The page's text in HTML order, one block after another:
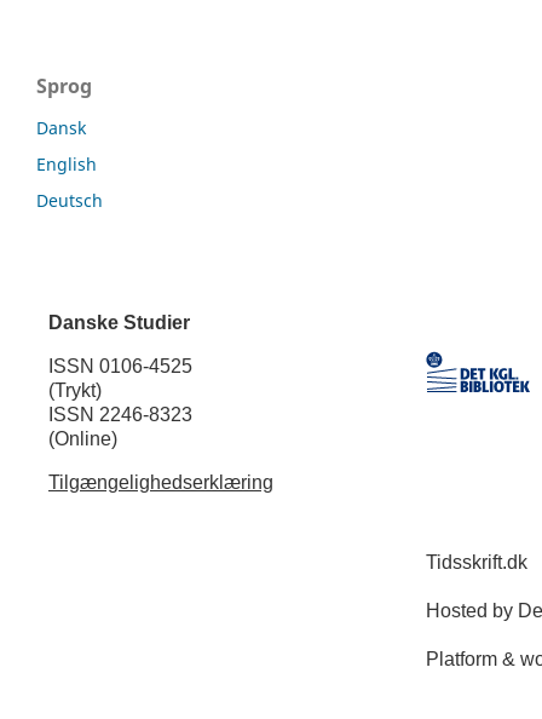
Sprog
Dansk
English
Deutsch
Danske Studier
ISSN 0106-4525
(Trykt)
ISSN 2246-8323
(Online)
Tilgængelighedserklæring